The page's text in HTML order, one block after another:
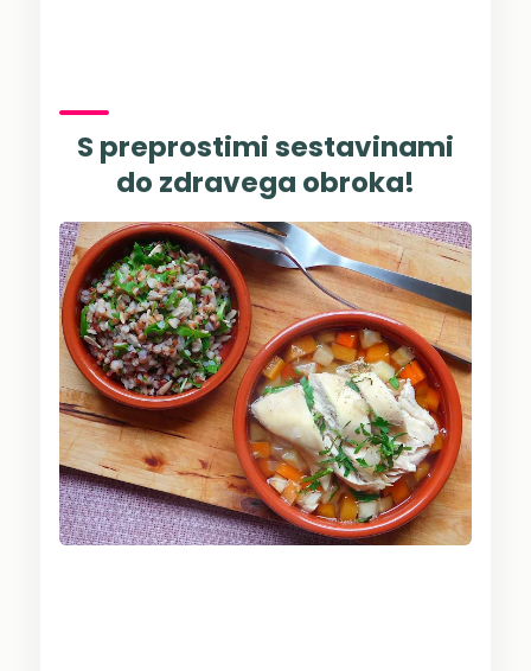
S preprostimi sestavinami
do zdravega obroka!